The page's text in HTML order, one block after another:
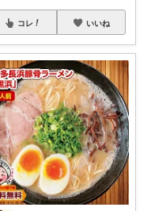
コレ いいね